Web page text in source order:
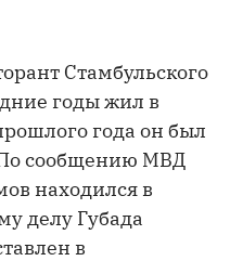
Стамбульского
годы жил в
года он был
сообщению МВД
находился в
делу Губада
в